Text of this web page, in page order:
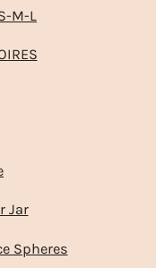
M-L
Jar
Spheres